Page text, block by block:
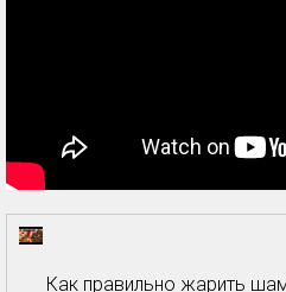
Как правильно жарить